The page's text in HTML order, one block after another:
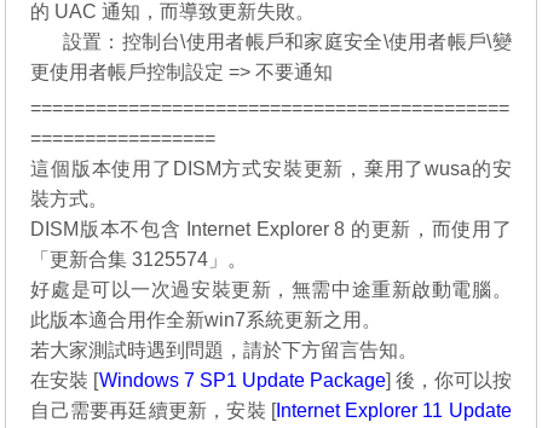
的 UAC 通知，而導致更新失敗。
設置：控制台\使用者帳戶和家庭安全\使用者帳戶\變
更使用者帳戶控制設定 => 不要通知
============================================
=================
這個版本使用了DISM方式安裝更新，棄用了wusa的安
裝方式。
DISM版本不包含 Internet Explorer 8 的更新，而使用了
「更新合集 3125574」。
好處是可以一次過安裝更新，無需中途重新啟動電腦。
此版本適合用作全新win7系統更新之用。
若大家測試時遇到問題，請於下方留言告知。
在安裝 [Windows 7 SP1 Update Package] 後，你可以按
自己需要再廷續更新，安裝 [Internet Explorer 11 Update